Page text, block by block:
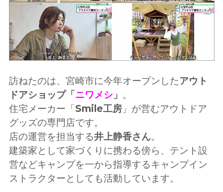
訪ねたのは、宮崎市に今年オープンしたアウト
ドアショップ「ニワメシ」 。
住宅メーカー「Smile工房」が営むアウトドア
グッズの専門店です。
店の運営を担当する井上静香さん。
建築家として家づくりに携わる傍ら、テント設
営などキャンプを一から指導するキャンプイン
ストラクターとしても活動しています。